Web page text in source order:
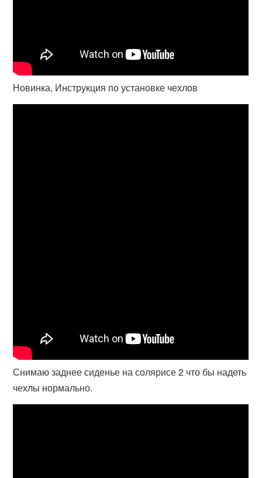
Новинка, Инструкция по установке чехлов
Снимаю заднее сиденье на солярисе 2 что бы надеть
чехлы нормально.